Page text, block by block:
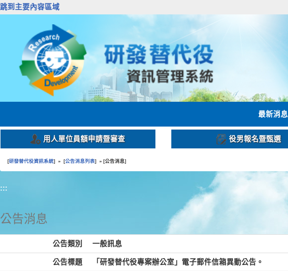
跳到主要內容區域
最新消息
用人單位員額申請暨審查 役男報名暨甄選
[研發替代役資訊系統] » [公告消息列表] » [公告消息]
:::
公告消息
公告類別 一般訊息
公告標題 「研發替代役專案辦公室」電子郵件信箱異動公告。